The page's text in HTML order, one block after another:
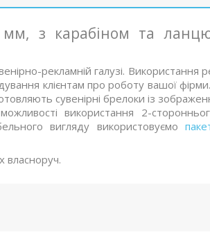
з карабіном та
рекламній галузі. Використання
клієнтам про роботу вашої
сувенірні брелоки із
використання 2-
вигляду використовуємо
власноруч.